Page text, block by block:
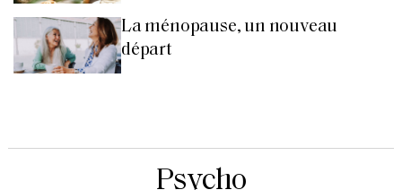
La ménopause, un nouveau
départ
Psycho